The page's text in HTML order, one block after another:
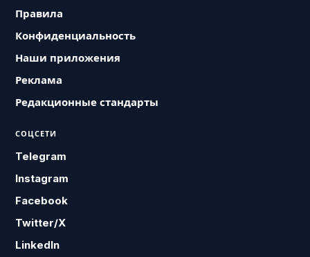
Правила
Конфиденциальность
Наши приложения
Реклама
Редакционные стандарты
СОЦСЕТИ
Telegram
Instagram
Facebook
Twitter/X
LinkedIn